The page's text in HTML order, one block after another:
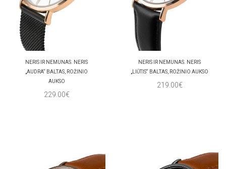
NERIS IR NEMUNAS. NERIS
„AUDRA“ BALTAS, ROŽINIO
AUKSO
229.00€
NERIS IR NEMUNAS. NERIS
„LIŪTIS“ BALTAS, ROŽINIO AUKSO
219.00€